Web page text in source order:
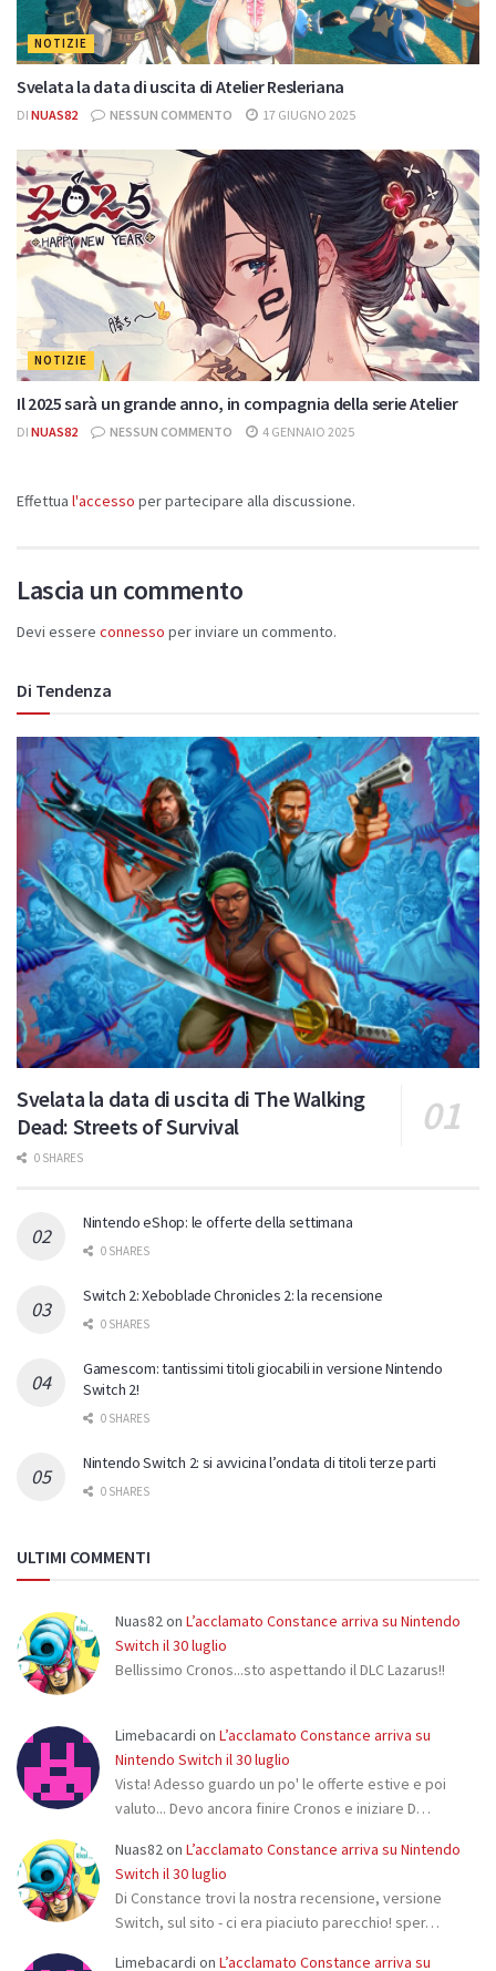
NOTIZIE
Svelata la data di uscita di Atelier Resleriana
DI NUAS82 NESSUN COMMENTO 17 GIUGNO 2025
NOTIZIE
Il 2025 sarà un grande anno, in compagnia della serie Atelier
DI NUAS82 NESSUN COMMENTO 4 GENNAIO 2025
Effettua l'accesso per partecipare alla discussione.
Lascia un commento
Devi essere connesso per inviare un commento.
Di Tendenza
Svelata la data di uscita di The Walking
Dead: Streets of Survival
0 SHARES
Nintendo eShop: le offerte della settimana
0 SHARES
Switch 2: Xeboblade Chronicles 2: la recensione
0 SHARES
Gamescom: tantissimi titoli giocabili in versione Nintendo
Switch 2!
0 SHARES
Nintendo Switch 2: si avvicina l’ondata di titoli terze parti
0 SHARES
ULTIMI COMMENTI
Nuas82on L’acclamato Constance arriva su Nintendo
Switch il 30 luglio
Bellissimo Cronos...sto aspettando il DLC Lazarus!!
Limebacardi on L’acclamato Constance arriva su
Nintendo Switch il 30 luglio
Vista! Adesso guardo un po' le offerte estive e poi
valuto... Devo ancora finire Cronos e iniziare D…
Nuas82 on L’acclamato Constance arriva su Nintendo
Switch il 30 luglio
Di Constance trovi la nostra recensione, versione
Switch, sul sito - ci era piaciuto parecchio! sper…
Limebacardi on L’acclamato Constance arriva su